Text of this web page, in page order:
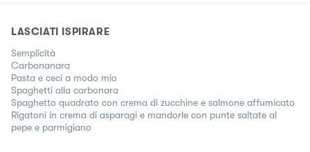
LASCIATI ISPIRARE
Semplicità
Carbonanara
Pasta e ceci a modo mio
Spaghetti alla carbonara
Spaghetto quadrato con crema di zucchine e salmone affumicato
Rigatoni in crema di asparagi e mandorle con punte saltate al
pepe e parmigiano